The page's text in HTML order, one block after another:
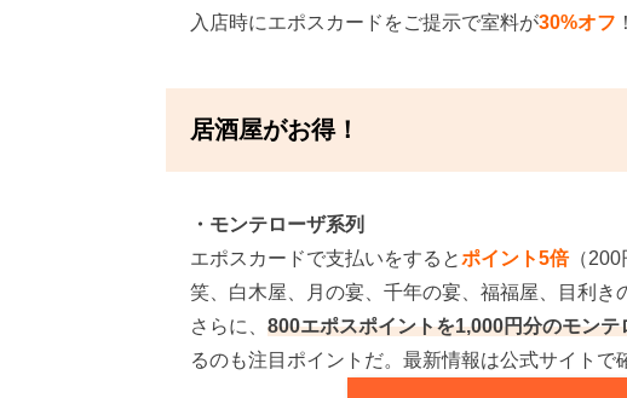
入店時にエポスカードをご提示で室料が30%オフ ！
居酒屋がお得！
・モンテローザ系列
エポスカードで支払いをするとポイント5倍（200
笑、白木屋、月の宴、千年の宴、福福屋、目利き
さらに、 800エポスポイントを1,000円分のモン
るのも注目ポイントだ。最新情報は公式サイトで